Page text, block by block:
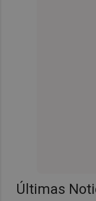
Últimas